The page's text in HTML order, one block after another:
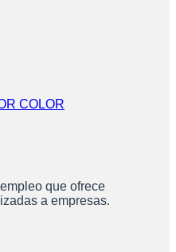
que ofrece
a empresas.